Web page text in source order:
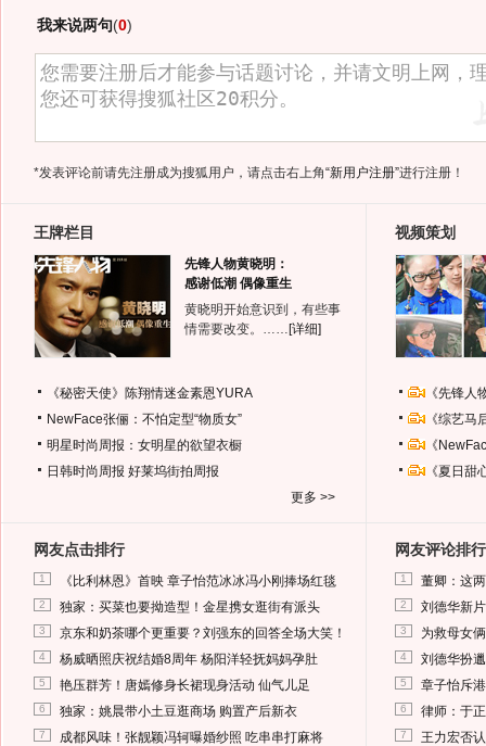
我来说两句(0)
*发表评论前请先注册成为搜狐用户，请点击右上角“新用户注册”进行注册！
王牌栏目
先锋人物黄晓明：
感谢低潮 偶像重生
黄晓明开始意识到，有些事
情需要改变。…… [详细]
《秘密天使》陈翔情迷金素恩YURA
NewFace张俪：不怕定型“物质女”
明星时尚周报：女明星的欲望衣橱
日韩时尚周报 好莱坞街拍周报
更多 >>
视频策划
《先锋
《综艺
《
《夏日
网友点击排行
1 《比利林恩》首映 章子怡范冰冰冯小刚捧场红毯
2 独家：买菜也要拗造型！金星携女逛街有派头
3 京东和奶茶哪个更重要？刘强东的回答全场大笑！
4 杨威晒照庆祝结婚8周年 杨阳洋轻抚妈妈孕肚
5 艳压群芳！唐嫣修身长裙现身活动 仙气儿足
6 独家：姚晨带小土豆逛商场 购置产后新衣
7 成都风味！张靓颖冯轲曝婚纱照 吃串串打麻将
网友评论排行
1 董卿：这
2 刘德华新
3 为救母女
4 刘德华扮
5 章子怡斥
6 律师：于
7 王力宏否